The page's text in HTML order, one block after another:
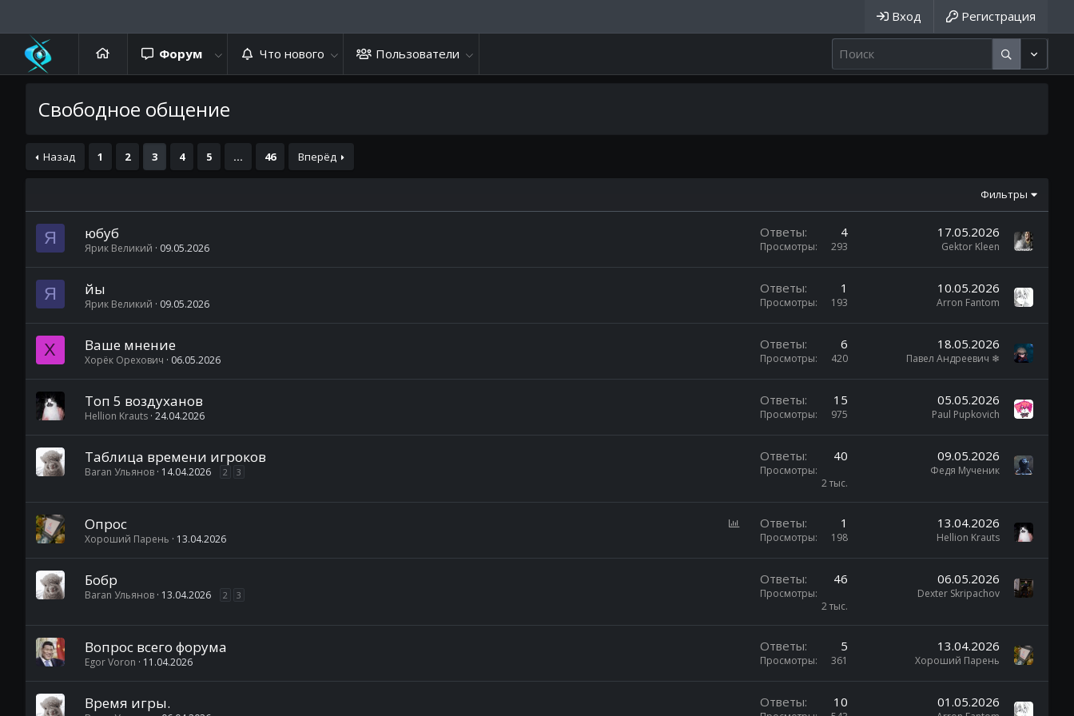
Вход Регистрация
Форум Что нового Пользователи
Свободное общение
Назад 1 2 3 4 5 ... 46 Вперёд
Фильтры
Я юбуб
Ярик Великий 09.05.2026
Ответы 4
Просмотры 293
17.05.2026
Gektor Kleen
Я йы
Ярик Великий 09.05.2026
Ответы 1
Просмотры 193
10.05.2026
Arron Fantom
Х Ваше мнение
Хорёк Орехович 06.05.2026
Ответы 6
Просмотры 420
18.05.2026
Павел Андреевич ❄
Топ 5 воздуханов
Hellion Krauts 24.04.2026
Ответы 15
Просмотры 975
05.05.2026
Paul Pupkovich
Таблица времени игроков
Baran Ульянов 14.04.2026 2 3
Ответы 40
Просмотры
2 тыс.
09.05.2026
Федя Мученик
р
Опрос
Хороший Парень 13.04.2026
Ответы 1
Просмотры 198
13.04.2026
Hellion Krauts
Бобр
Baran Ульянов 13.04.2026 2 3
Ответы 46
Просмотры
2 тыс.
06.05.2026
Dexter Skripachov
Вопрос всего форума
Egor Voron 11.04.2026
Ответы 5
Просмотры 361
13.04.2026
Хороший Парень
Время игры. Ответы 10 01.05.2026